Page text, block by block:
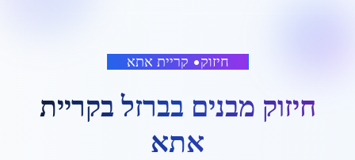
חיזוק• קריית אתא
חיזוק מבנים בברזלבקריית
אתא